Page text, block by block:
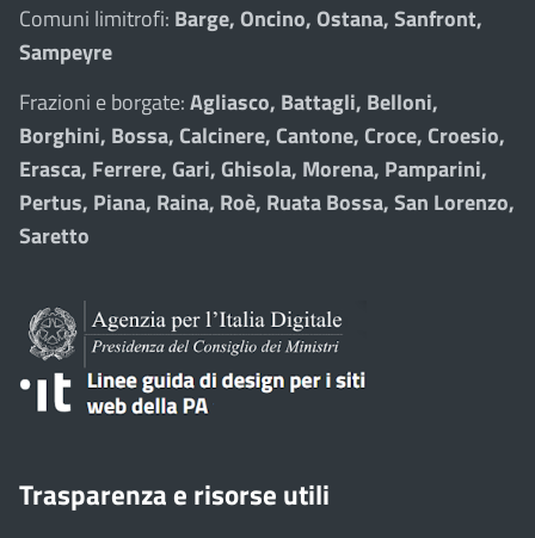
Comuni limitrofi: Barge, Oncino, Ostana, Sanfront,
Sampeyre
Frazioni e borgate:Agliasco, Battagli, Belloni,
Borghini, Bossa, Calcinere, Cantone, Croce, Croesio,
Erasca, Ferrere, Gari, Ghisola, Morena, Pamparini,
Pertus, Piana, Raina, Roè, Ruata Bossa, San Lorenzo,
Saretto
Trasparenza e risorse utili